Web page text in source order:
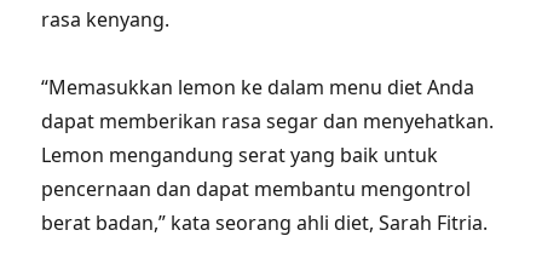
rasa kenyang.
“Memasukkan lemon ke dalam menu diet Anda
dapat memberikan rasa segar dan menyehatkan.
Lemon mengandung serat yang baik untuk
pencernaan dan dapat membantu mengontrol
berat badan,” kata seorang ahli diet, Sarah Fitria.